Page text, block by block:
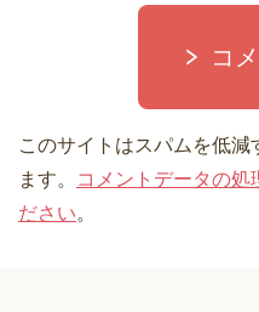
コ
このサイトはスパムを低
ます。
コメントデータの処
ださい。